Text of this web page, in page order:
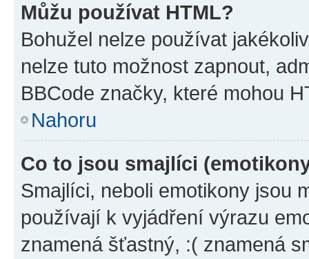
Můžu používat HTML?
Bohužel nelze používat
nelze tuto možnost zapnout,
BBCode značky, které mohou
Nahoru
Co to jsou smajlíci
Smajlíci, neboli emotikony jsou
používají k vyjádření výrazu
znamená šťastný, :( znamená